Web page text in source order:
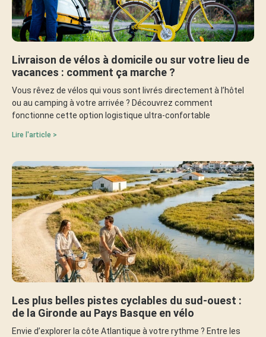
Livraison de vélos à domicile ou sur votre lieu de
vacances : comment ça marche ?
Vous rêvez de vélos qui vous sont livrés directement à l’hôtel
ou au camping à votre arrivée ? Découvrez comment
fonctionne cette option logistique ultra-confortable
Lire l'article >
Les plus belles pistes cyclables du sud-ouest :
de la Gironde au Pays Basque en vélo
Envie d’explorer la côte Atlantique à votre rythme ? Entre les